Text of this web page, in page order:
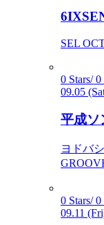
SEL
0 Stars/
09.05
平成ソ
ヨドバ
0 Stars/
09.11